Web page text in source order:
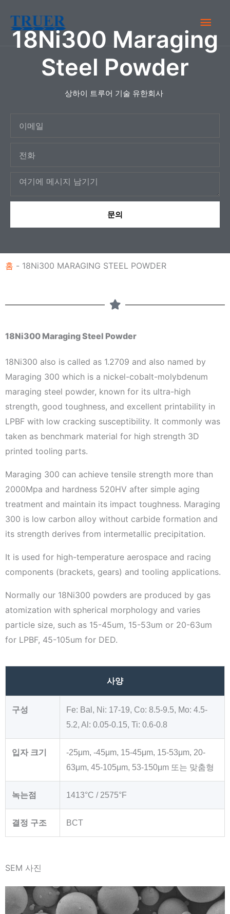
메
인
18Ni300 Maraging
Steel Powder
상하이 트루어 기술 유한회사
문의
홈 - 18Ni300 MARAGING STEEL POWDER
18Ni300 Maraging Steel Powder
18Ni300 also is called as 1.2709 and also named by
Maraging 300 which is a nickel-cobalt-molybdenum
maraging steel powder, known for its ultra-high
strength, good toughness, and excellent printability in
LPBF with low cracking susceptibility. It commonly was
taken as benchmark material for high strength 3D
printed tooling parts.
Maraging 300 can achieve tensile strength more than
2000Mpa and hardness 520HV after simple aging
treatment and maintain its impact toughness. Maraging
300 is low carbon alloy without carbide formation and
its strength derives from intermetallic precipitation.
It is used for high-temperature aerospace and racing
components (brackets, gears) and tooling applications.
Normally our 18Ni300 powders are produced by gas
atomization with spherical morphology and varies
particle size, such as 15-45um, 15-53um or 20-63um
for LPBF, 45-105um for DED.
사양
구성
Fe: Bal, Ni: 17-19, Co: 8.5-9.5, Mo: 4.5-
5.2, Al: 0.05-0.15, Ti: 0.6-0.8
입자 크기
-25μm, -45μm, 15-45μm, 15-53μm, 20-
63μm, 45-105μm, 53-150μm 또는 맞춤형
녹는점 1413°C / 2575°F
결정 구조 BCT
SEM 사진